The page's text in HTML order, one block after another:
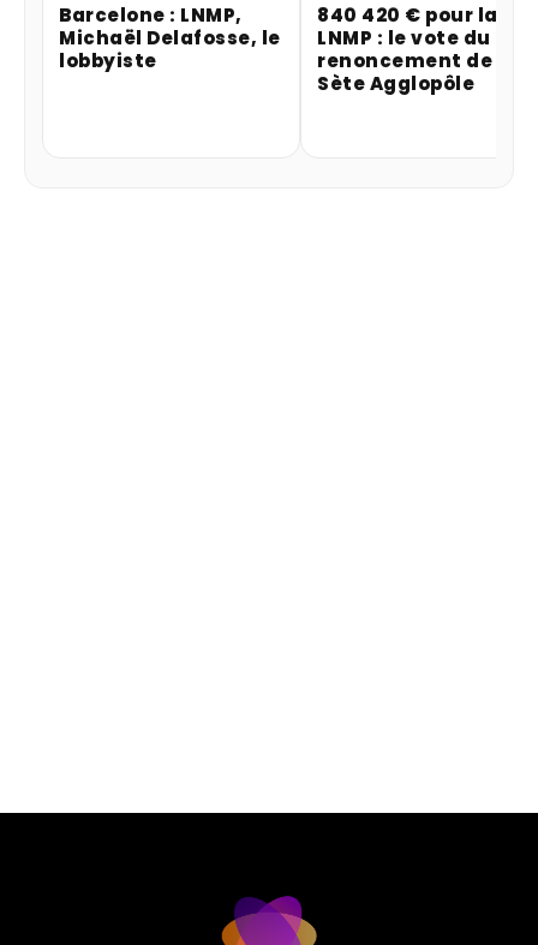
Barcelone : LNMP,
Michaël Delafosse, le
lobbyiste
840 420 € pour la
LNMP : le vote du
renoncement de
Sète Agglopôle